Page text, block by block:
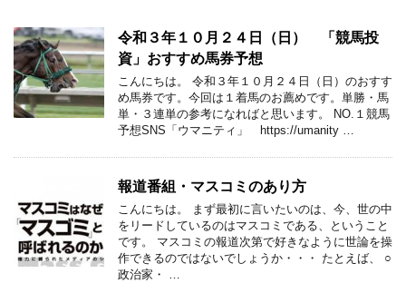
令和３年１０月２４日（日） 「競馬投
資」おすすめ馬券予想
こんにちは。 令和３年１０月２４日（日）のおすす
め馬券です。今回は１着馬のお薦めです。単勝・馬
単・３連単の参考になればと思います。 NO.１競馬
予想SNS「ウマニティ」 https://umanity …
報道番組・マスコミのあり方
こんにちは。 まず最初に言いたいのは、今、世の中
をリードしているのはマスコミである、ということ
です。 マスコミの報道次第で好きなように世論を操
作できるのではないでしょうか・・・ たとえば、 ○
政治家・ …